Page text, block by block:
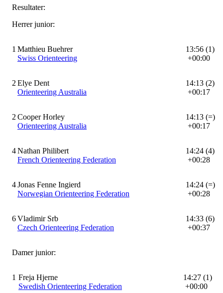
Resultater:
Herrer junior:
1 Matthieu Buehrer
Swiss Orienteering
13:56 (1)
+00:00
2 Elye Dent
Orienteering Australia
14:13 (2)
+00:17
2 Cooper Horley
Orienteering Australia
14:13 (=)
+00:17
4Nathan Philibert
French Orienteering Federation
14:24 (4)
+00:28
4Jonas Fenne Ingierd
Norwegian Orienteering Federation
14:24 (=)
+00:28
6Vladimir Srb
Czech Orienteering Federation
14:33 (6)
+00:37
Damer junior:
1 Freja Hjerne
Swedish Orienteering Federation
14:27 (1)
+00:00